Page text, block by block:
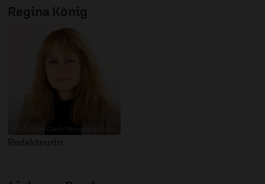
Regina König
Redakteurin